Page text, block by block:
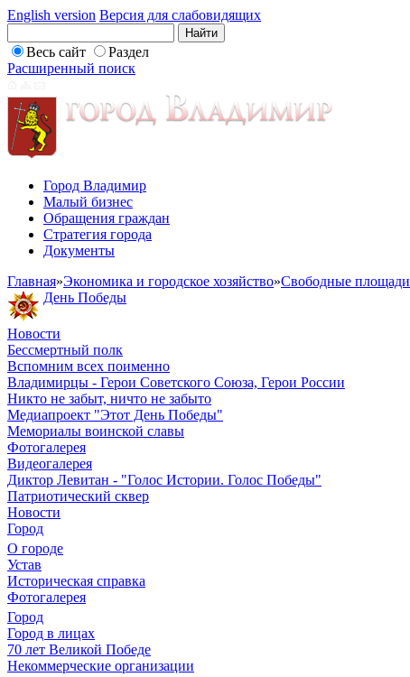
English version Версия для слабовидящих
Весь сайт
Раздел
Расширенный поиск
Город Владимир
Малый бизнес
Обращения граждан
Стратегия города
Документы
Главная»Экономика и городское хозяйство»Свободные площади
День Победы
Новости
Бессмертный полк
Вспомним всех поименно
Владимирцы - Герои Советского Союза, Герои России
Никто не забыт, ничто не забыто
Медиапроект "Этот День Победы"
Мемориалы воинской славы
Фотогалерея
Видеогалерея
Диктор Левитан - "Голос Истории. Голос Победы"
Патриотический сквер
Новости
Город
О городе
Устав
Историческая справка
Фотогалерея
Город
Город в лицах
70 лет Великой Победе
Некоммерческие организации